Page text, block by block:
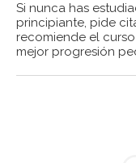
Si nunca has
principiante, pide
recomiende el
mejor progresión